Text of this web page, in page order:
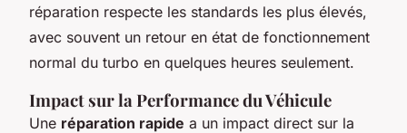
réparation respecte les standards les plus élevés,
avec souvent un retour en état de fonctionnement
normal du turbo en quelques heures seulement.
Impact sur la Performance du Véhicule
Une réparation rapide a un impact direct sur la